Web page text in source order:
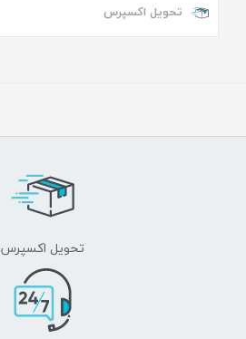
تحویل اکسپرس
تحویل اکسپرس